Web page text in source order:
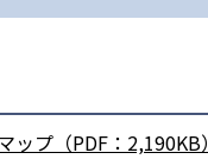
プ（PDF：2,190KB）